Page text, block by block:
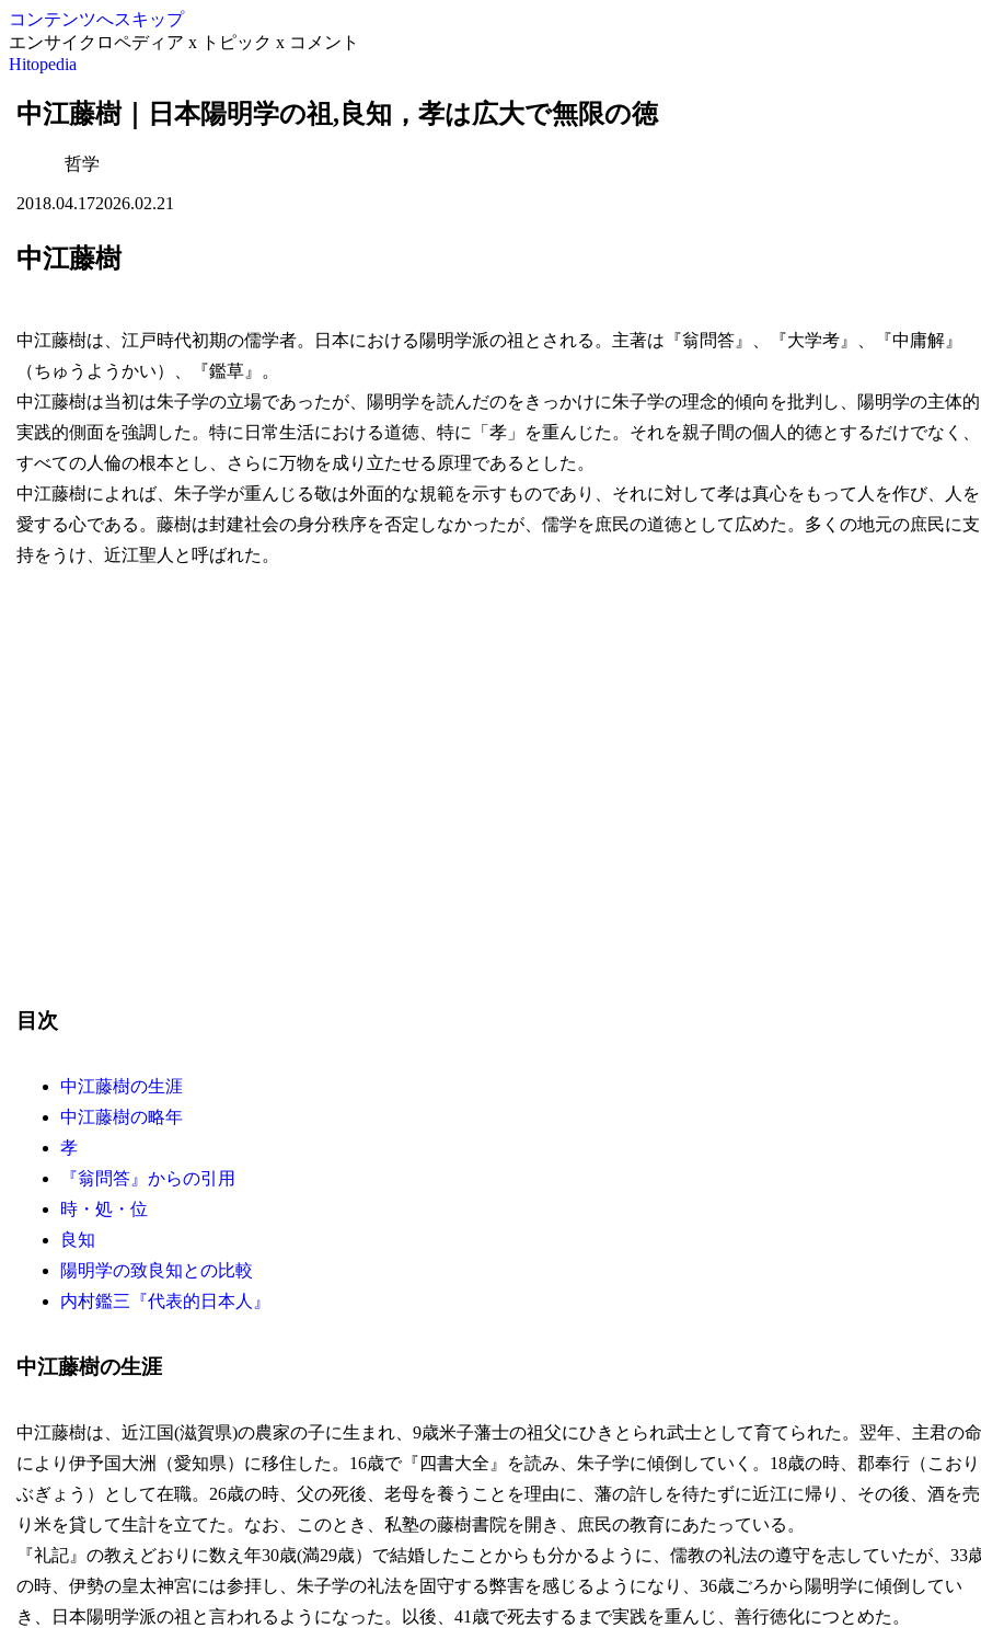
コンテンツへスキップ
エンサイクロペディア x トピック x コメント
Hitopedia
中江藤樹｜日本陽明学の祖,良知，孝は広大で無限の徳
哲学
2018.04.172026.02.21
中江藤樹
中江藤樹は、江戸時代初期の儒学者。日本における陽明学派の祖とされる。主著は『翁問答』、『大学考』、『中庸解』
（ちゅうようかい）、『鑑草』。
中江藤樹は当初は朱子学の立場であったが、陽明学を読んだのをきっかけに朱子学の理念的傾向を批判し、陽明学の主体的
実践的側面を強調した。特に日常生活における道徳、特に「孝」を重んじた。それを親子間の個人的徳とするだけでなく、
すべての人倫の根本とし、さらに万物を成り立たせる原理であるとした。
中江藤樹によれば、朱子学が重んじる敬は外面的な規範を示すものであり、それに対して孝は真心をもって人を作び、人を
愛する心である。藤樹は封建社会の身分秩序を否定しなかったが、儒学を庶民の道徳として広めた。多くの地元の庶民に支
持をうけ、近江聖人と呼ばれた。
目次
中江藤樹の生涯
中江藤樹の略年
孝
『翁問答』からの引用
時・処・位
良知
陽明学の致良知との比較
内村鑑三『代表的日本人』
中江藤樹の生涯
中江藤樹は、近江国(滋賀県)の農家の子に生まれ、9歳米子藩士の祖父にひきとられ武士として育てられた。翌年、主君の命
により伊予国大洲（愛知県）に移住した。16歳で『四書大全』を読み、朱子学に傾倒していく。18歳の時、郡奉行（こおり
ぶぎょう）として在職。26歳の時、父の死後、老母を養うことを理由に、藩の許しを待たずに近江に帰り、その後、酒を売
り米を貸して生計を立てた。なお、このとき、私塾の藤樹書院を開き、庶民の教育にあたっている。
『礼記』の教えどおりに数え年30歳(満29歳）で結婚したことからも分かるように、儒教の礼法の遵守を志していたが、33
の時、伊勢の皇太神宮には参拝し、朱子学の礼法を固守する弊害を感じるようになり、36歳ごろから陽明学に傾倒してい
き、日本陽明学派の祖と言われるようになった。以後、41歳で死去するまで実践を重んじ、善行徳化につとめた。